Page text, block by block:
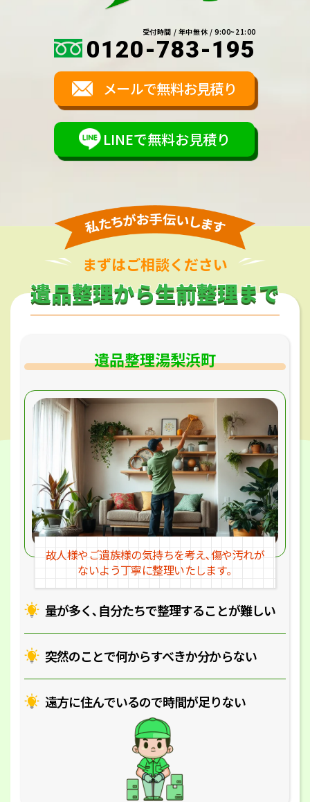
受付時間 / 年中無休 / 9:00~21:00
0120-783-195
メールで無料お見積り
LINEで無料お見積り
まずはご相談ください
遺品整理から生前整理まで
遺品整理から生前整理まで
遺品整理湯梨浜町
量が多く､自分たちで整理することが難しい
突然のことで何からすべきか分からない
遠方に住んでいるので時間が足りない
故人様やご遺族様の気持ちを考え､傷や汚れが
ないよう丁寧に整理いたします｡